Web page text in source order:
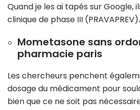
Quand je les ai tapés sur Google,
clinique de phase III (PRAVAPREV).
Mometasone sans
pharmacie paris
Les chercheurs penchent
dosage du médicament pour
bien que ce ne soit pas